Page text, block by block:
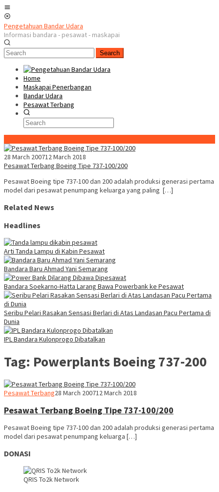
Skip
to
content
Pengetahuan Bandar Udara
Informasi bandara - pesawat - maskapai
Search
Home
Maskapai Penerbangan
Bandar Udara
Pesawat Terbang
28 March 200712 March 2018
Pesawat Terbang Boeing Tipe 737-100/200
Pesawat Boeing tipe 737-100 dan 200 adalah produksi generasi pertama
model dari pesawat penumpang keluarga yang paling […]
Related News
Headlines
Arti Tanda Lampu di Kabin Pesawat
Bandara Baru Ahmad Yani Semarang
Bandara Soekarno-Hatta Larang Bawa Powerbank ke Pesawat
Seribu Pelari Rasakan Sensasi Berlari di Atas Landasan Pacu Pertama di
Dunia
IPL Bandara Kulonprogo Dibatalkan
Tag: Powerplants Boeing 737-200
Pesawat TerbangWebmaster
28 March 200712 March 2018
Pesawat Terbang Boeing Tipe 737-100/200
Pesawat Boeing tipe 737-100 dan 200 adalah produksi generasi pertama
model dari pesawat penumpang keluarga […]
DONASI
QRIS To2k Network